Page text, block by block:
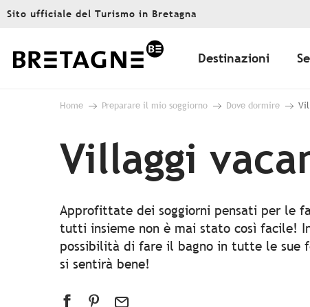
Aller
principal
Sito ufficiale del Turismo in Bretagna
Destinazioni
Home Preparare il mio soggiorno Dove dormire
Villaggi
Approfittate dei soggiorni pensati per le
tutti insieme non è mai stato così facile!
possibilità di fare il bagno in tutte le sue
si sentirà bene!